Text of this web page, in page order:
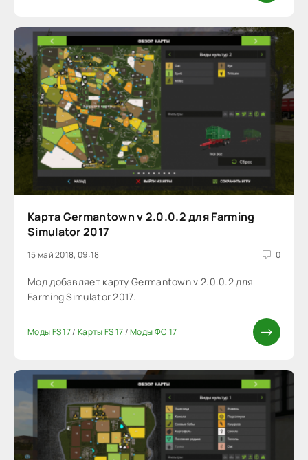
Карта Germantown v 2.0.0.2 для Farming
Simulator 2017
15 май 2018, 09:18 0
Мод добавляет карту Germantown v 2.0.0.2 для
Farming Simulator 2017.
Моды FS 17/ Карты FS 17/Моды ФС 17